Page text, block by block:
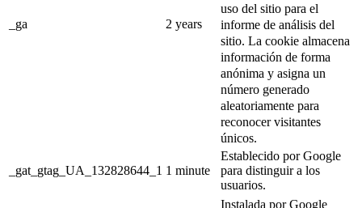
_ga 2 years
uso del sitio para el
informe de análisis del
sitio. La cookie almacena
información de forma
anónima y asigna un
número generado
aleatoriamente para
reconocer visitantes
únicos.
_gat_gtag_UA_132828644_1 1 minute
Establecido por Google
para distinguir a los
usuarios.
Instalada por Google